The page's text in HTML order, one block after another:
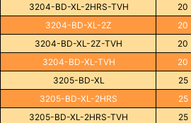
3204-BD-XL-2HRS-TVH
20
3204-BD-XL-2Z
20
3204-BD-XL-2Z-TVH
20
3204-BD-XL-TVH
20
3205-BD-XL
25
3205-BD-XL-2HRS
25
3205-BD-XL-2HRS-TVH
25